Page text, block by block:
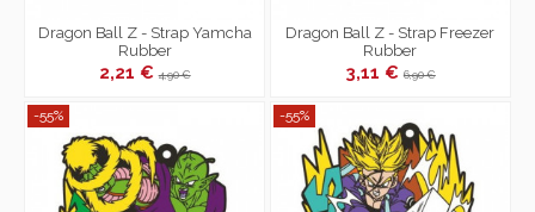
Dragon Ball Z - Strap Yamcha
Rubber
2,21 €4,90 €
Dragon Ball Z - Strap Freezer
Rubber
3,11 €6,90 €
-55% -55%